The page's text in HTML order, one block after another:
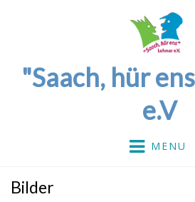
"Saach, hür
e.V
MENU
Bilder